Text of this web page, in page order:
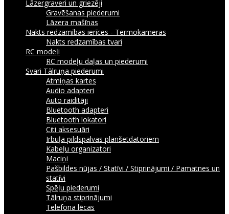
Lāzergraveri un griezēji
Gravēšanas piederumi
Lāzera mašīnas
Nakts redzamības ierīces - Termokameras
Nakts redzamības tvari
RC modeļi
RC modeļu daļas un piederumi
Svari Tālruņa piederumi
Atmiņas kartes
Audio adapteri
Auto raidītāji
Bluetooth adapteri
Bluetooth lokatori
Citi aksesuāri
Irbuļa pildspalvas planšetdatoriem
Kabeļu organizatori
Maciņi
Pašbildes nūjas / Statīvi / Stiprinājumi / Pamatnes un
statīvi
Spēļu piederumi
Tālruņa stiprinājumi
Telefona lēcas